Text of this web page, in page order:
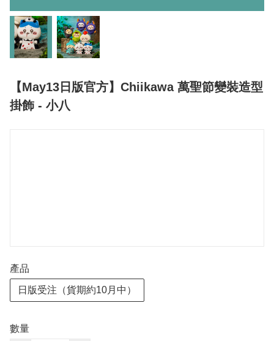
【May13日版官方】Chiikawa 萬聖節變裝造型
掛飾 - 小八
產品
日版受注（貨期約10月中）
數量